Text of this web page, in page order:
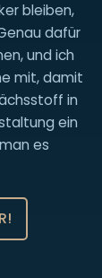
bleiben,
dafür
und ich
mit, damit
in
ein
es